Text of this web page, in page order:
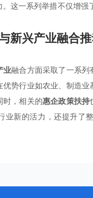
这一系列举措不仅增
新兴产业融合
业融合方面采取了一系
优势行业如农业、制造
时，相关的惠企政策扶持
业新的活力，还提升了